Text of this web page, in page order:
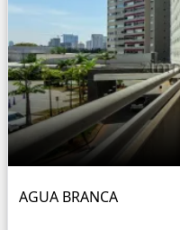
AGUA BRANCA